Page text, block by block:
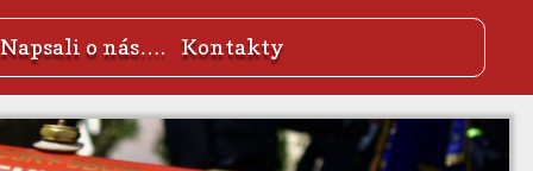
Napsali o nás…. Kontakty